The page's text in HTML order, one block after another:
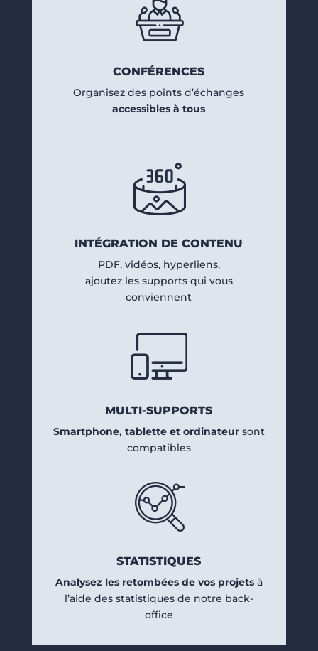
CONFÉRENCES
Organisez des points d’échanges
accessibles à tous
INTÉGRATION DE CONTENU
PDF, vidéos, hyperliens,
ajoutez les supports qui vous
conviennent
MULTI-SUPPORTS
Smartphone, tablette et ordinateursont
compatibles
STATISTIQUES
Analysez les retombées de vos projetsà
l’aide des statistiques de notre back-
office